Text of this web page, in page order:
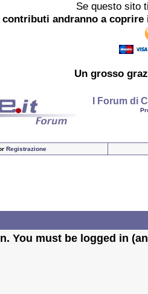
Se questo sito
andranno a
Un grosso
I Forum di
Registrazione
You must be logged in